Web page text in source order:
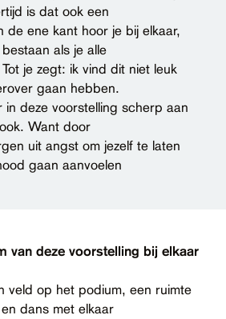
is dat ook een
de ene kant hoor je bij elkaar,
als je alle
je zegt: ik vind dit niet leuk
gaan hebben.
deze voorstelling scherp aan
Want door
uit angst om jezelf te laten
gaan aanvoelen
van deze voorstelling bij elkaar
veld op het podium, een ruimte
dans met elkaar